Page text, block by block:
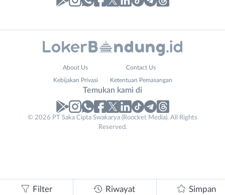
Lowongan
No. Telp /
Tidak
Arsitek
Asisten
Luar
Bandung
Filter Riwayat Simpan
About Us Contact Us
Kebijakan Privasi Ketentuan Pemasangan
Temukan kami di
© 2026 PT Saka Cipta Swakarya (Roocket Media). All Rights
Reserved.